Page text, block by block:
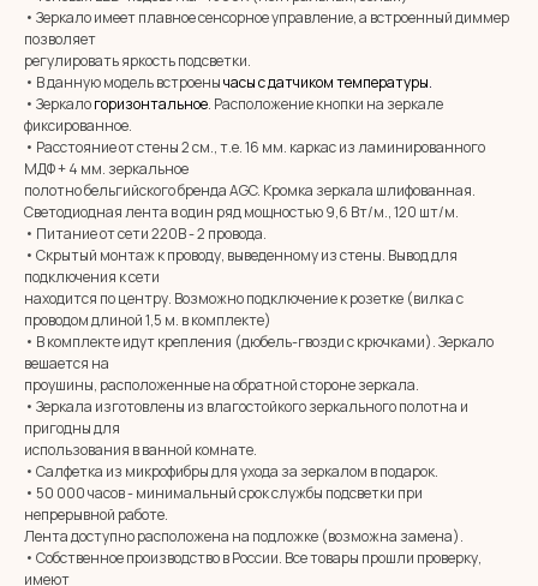
• Зеркало имеет плавное сенсорное управление, а встроенный диммер
позволяет
регулировать яркость подсветки.
• В данную модель встроенычасы с датчиком температуры.
• Зеркалогоризонтальное. Расположение кнопки на зеркале
фиксированное.
• Расстояние от стены 2 см., т.е. 16 мм. каркас из ламинированного
МДФ + 4 мм. зеркальное
полотно бельгийского бренда AGC. Кромка зеркала шлифованная.
Светодиодная лента в один ряд мощностью 9,6 Вт/м., 120 шт/м.
• Питание от сети 220В - 2 провода.
• Скрытый монтаж к проводу, выведенному из стены. Вывод для
подключения к сети
находится по центру. Возможно подключение к розетке (вилка с
проводом длиной 1,5 м. в комплекте)
• В комплекте идут крепления (дюбель-гвозди с крючками). Зеркало
вешается на
проушины, расположенные на обратной стороне зеркала.
• Зеркала изготовлены из влагостойкого зеркального полотна и
пригодны для
использования в ванной комнате.
• Салфетка из микрофибры для ухода за зеркалом в подарок.
• 50 000 часов - минимальный срок службы подсветки при
непрерывной работе.
Лента доступно расположена на подложке (возможна замена).
• Собственное производство в России. Все товары прошли проверку,
имеют
MIRROR ROOM
+7 (961) 595-72-73
E-mail:
Адрес: 350037, г. Краснодар,
х. им. Ленина, ДНТ Виктория,
zerkala@ksk23.ru